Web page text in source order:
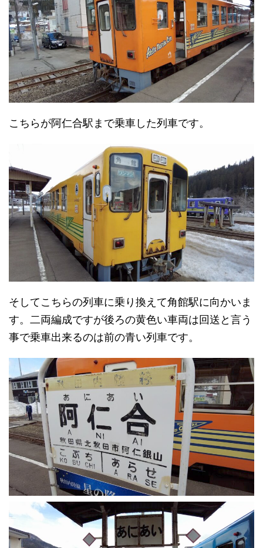
こちらが阿仁合駅まで乗車した列車です。
そしてこちらの列車に乗り換えて角館駅に向かいま
す。二両編成ですが後ろの黄色い車両は回送と言う
事で乗車出来るのは前の青い列車です。